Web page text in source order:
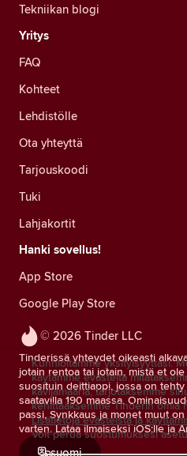
© 2026 Tinder LLC
Tinderissä yhteydet oikeasti
jotain rentoa tai jotain, mistä et
suosituin deittiappi, jossa on
saatavilla 190 maassa.
passi, Synkkaus ja monet muut
varten. Lataa ilmaiseksi iOS:lle ja
suomi
Tekniikan blogi
Yritys
FAQ
Kohteet
Lehdistölle
Ota yhteyttä
Tarjouskoodi
Tuki
Lahjakortit
Hanki sovellus!
App Store
Google Play Store
Kunnioitamme yksityisyyttäsi.
käytämme evästeitä
kävijämääriä, tarjotaksemme
kehittääksemme Tinderin omia
Lisätietoja evästeistä ja
Voit perua suostumuksesi